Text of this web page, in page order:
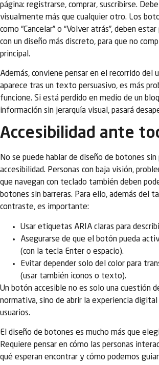
página: registrarse, comprar, suscribirse.
visualmente más que cualquier otro. Los
como “Cancelar” o “Volver atrás”, deben
con un diseño más discreto, para que no
principal.
Además, conviene pensar en el recorrido del
aparece tras un texto persuasivo, es más
funcione. Si está perdido en medio de un
información sin jerarquía visual, pasará
Accesibilidad ante
No se puede hablar de diseño de botones sin
accesibilidad. Personas con baja visión,
que navegan con teclado también deben
botones sin barreras. Para ello, además del
contraste, es importante:
Usar etiquetas ARIA claras para
Asegurarse de que el botón pueda
(con la tecla Enter o espacio).
Evitar depender solo del color para
(usar también iconos o texto).
Un botón accesible no es solo una cuestión
normativa, sino de abrir la experiencia
usuarios.
El diseño de botones es mucho más que
Requiere pensar en cómo las personas
qué esperan encontrar y cómo podemos